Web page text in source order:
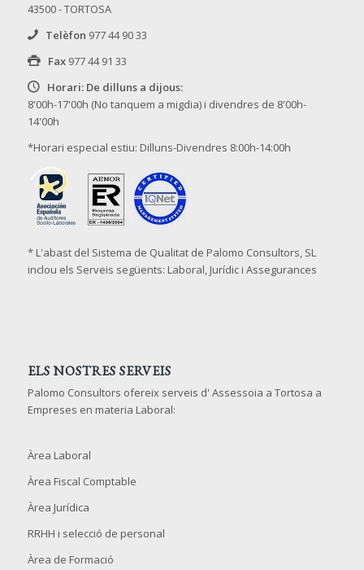
43500 - TORTOSA
Telèfon 977 44 90 33
Fax 977 44 91 33
Horari: De dilluns a dijous:
8'00h-17'00h (No tanquem a migdia) i divendres de 8'00h-
14'00h
*Horari especial estiu: Dilluns-Divendres 8:00h-14:00h
* L'abast del Sistema de Qualitat de Palomo Consultors, SL
inclou els Serveis següents: Laboral, Jurídic i Assegurances
ELS NOSTRES SERVEIS
Palomo Consultors ofereix serveis d' Assessoia a Tortosa a
Empreses en materia Laboral:
Àrea Laboral
Àrea Fiscal Comptable
Àrea Jurídica
RRHH i selecció de personal
Àrea de Formació